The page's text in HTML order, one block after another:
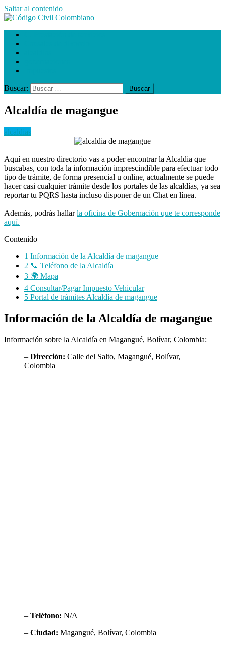
Saltar al contenido
Código Civil Colombiano
Buscar:
Alcaldía de magangue
alcaldias
Aquí en nuestro directorio vas a poder encontrar la Alcaldia que
buscabas, con toda la información imprescindible para efectuar todo
tipo de trámite, de forma presencial u online, actualmente se puede
hacer casi cualquier trámite desde los portales de las alcaldías, ya sea
reportar tu PQRS hasta incluso disponer de un Chat en línea.
Además, podrás hallarla oficina de Gobernación que te corresponde
aquí.
Contenido
1 Información de la Alcaldía de magangue
2 📞 Teléfono de la Alcaldía
3 🌍 Mapa
4 Consultar/Pagar Impuesto Vehicular
5 Portal de trámites Alcaldía de magangue
Información de la Alcaldía de magangue
Información sobre la Alcaldía en Magangué, Bolívar, Colombia:
– Dirección: Calle del Salto, Magangué, Bolívar,
Colombia
– Teléfono: N/A
– Ciudad: Magangué, Bolívar, Colombia